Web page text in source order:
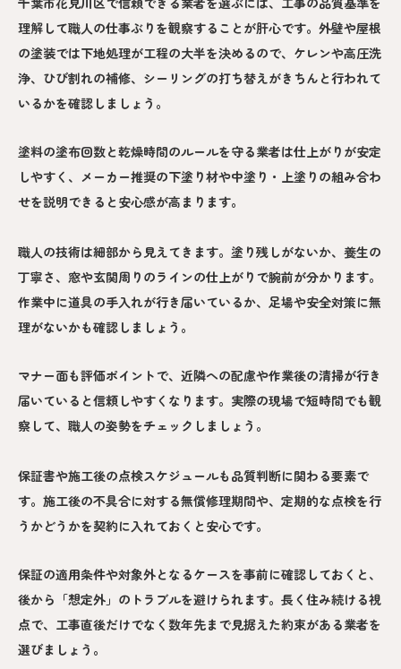
理解して職人の仕事ぶりを観察することが肝心です。外壁や屋根
の塗装では下地処理が工程の大半を決めるので、ケレンや高圧洗
浄、ひび割れの補修、シーリングの打ち替えがきちんと行われて
いるかを確認しましょう。
塗料の塗布回数と乾燥時間のルールを守る業者は仕上がりが安定
しやすく、メーカー推奨の下塗り材や中塗り・上塗りの組み合わ
せを説明できると安心感が高まります。
職人の技術は細部から見えてきます。塗り残しがないか、養生の
丁寧さ、窓や玄関周りのラインの仕上がりで腕前が分かります。
作業中に道具の手入れが行き届いているか、足場や安全対策に無
理がないかも確認しましょう。
マナー面も評価ポイントで、近隣への配慮や作業後の清掃が行き
届いていると信頼しやすくなります。実際の現場で短時間でも観
察して、職人の姿勢をチェックしましょう。
保証書や施工後の点検スケジュールも品質判断に関わる要素で
す。施工後の不具合に対する無償修理期間や、定期的な点検を行
うかどうかを契約に入れておくと安心です。
保証の適用条件や対象外となるケースを事前に確認しておくと、
後から「想定外」のトラブルを避けられます。長く住み続ける視
点で、工事直後だけでなく数年先まで見据えた約束がある業者を
選びましょう。